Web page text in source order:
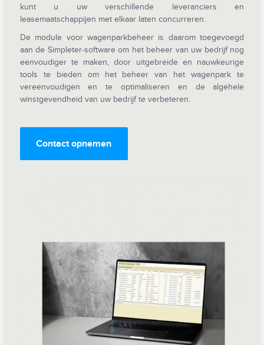
kunt u uw verschillende leveranciers en
leasemaatschappijen met elkaar laten concurreren.
De module voor wagenparkbeheer is daarom toegevoegd
aan de Simpleter-software om het beheer van uw bedrijf nog
eenvoudiger te maken, door uitgebreide en nauwkeurige
tools te bieden om het beheer van het wagenpark te
vereenvoudigen en te optimaliseren en de algehele
winstgevendheid van uw bedrijf te verbeteren.
Contact opnemen